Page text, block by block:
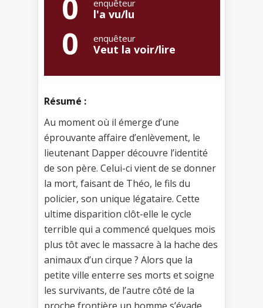
0 enquêteur
l'a vu/lu
0 enquêteur
Veut la voir/lire
Résumé :
Au moment où il émerge d’une
éprouvante affaire d’enlèvement, le
lieutenant Dapper découvre l’identité
de son père. Celui-ci vient de se donner
la mort, faisant de Théo, le fils du
policier, son unique légataire. Cette
ultime disparition clôt-elle le cycle
terrible qui a commencé quelques mois
plus tôt avec le massacre à la hache des
animaux d’un cirque ? Alors que la
petite ville enterre ses morts et soigne
les survivants, de l’autre côté de la